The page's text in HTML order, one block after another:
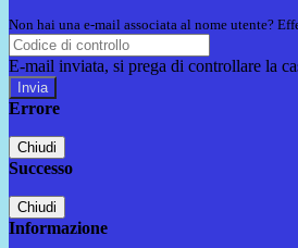
Non hai una e-mail associata al nome utente?
E-mail inviata, si prega di controllare la
Errore
Chiudi
Successo
Chiudi
Informazione